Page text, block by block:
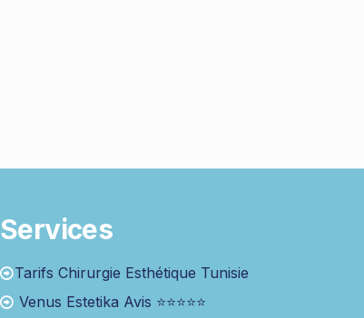
Services
Tarifs Chirurgie Esthétique Tunisie
Venus Estetika Avis ⭐⭐⭐⭐⭐